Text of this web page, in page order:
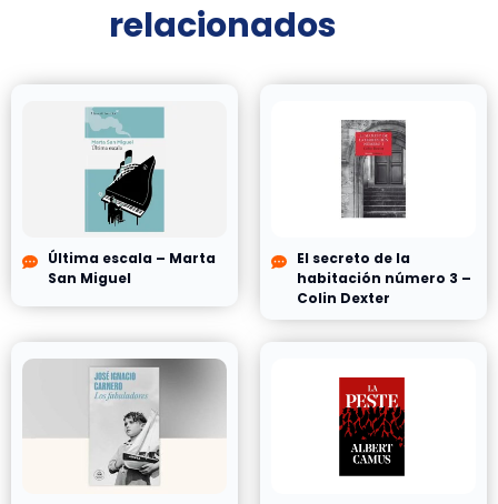
relacionados
Última escala – Marta
San Miguel
El secreto de la
habitación número 3 –
Colin Dexter